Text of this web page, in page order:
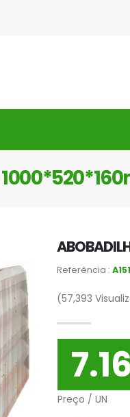
Referência :
(57,393
Preço / UN